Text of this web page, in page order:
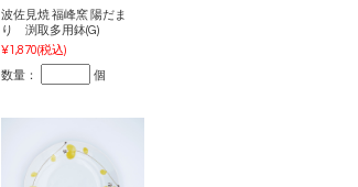
波佐見焼 福峰窯 陽だま
り 渕取多用鉢(G)
¥1,870(税込)
数量： 個